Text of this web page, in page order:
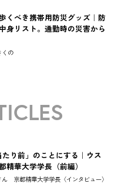
くべき携帯用防災グッズ｜防
身リスト。通勤時の災害から
くの
たり前」のことにする｜ウス
精華大学学長（前編）
ん 京都精華大学学長〈インタビュー〉